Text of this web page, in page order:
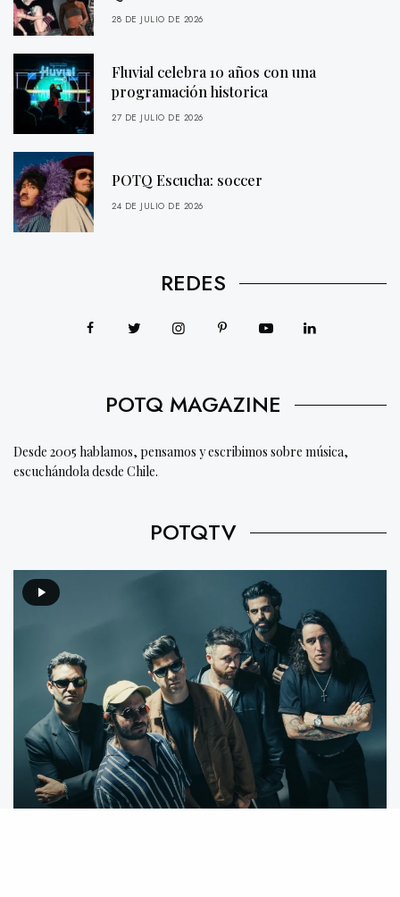
28 DE JULIO DE 2026
Fluvial celebra 10 años con una
programación historica
27 DE JULIO DE 2026
POTQ Escucha: soccer
24 DE JULIO DE 2026
REDES
POTQ MAGAZINE
Desde 2005 hablamos, pensamos y escribimos sobre música,
escuchándola desde Chile.
POTQTV